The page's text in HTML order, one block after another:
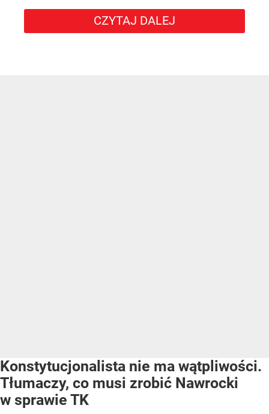
CZYTAJ DALEJ
Konstytucjonalista nie ma wątpliwości.
Tłumaczy, co musi zrobić Nawrocki
w sprawie TK